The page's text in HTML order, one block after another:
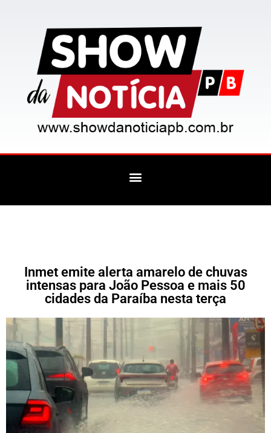
Inmet emite alerta amarelo de chuvas
intensas para João Pessoa e mais 50
cidades da Paraíba nesta terça